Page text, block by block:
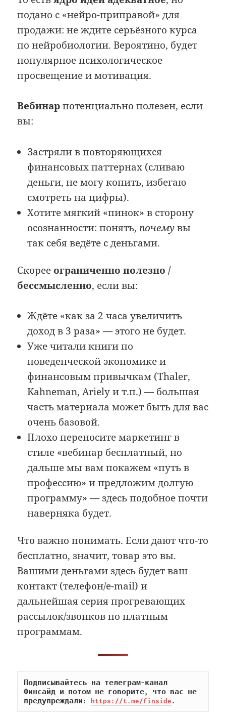
подано с «нейро-приправой» для
продажи: не ждите серьёзного курса
по нейробиологии. Вероятино, будет
популярное психологическое
просвещение и мотивация.
Вебинарпотенциально полезен, если
вы:
Застряли в повторяющихся
финансовых паттернах (сливаю
деньги, не могу копить, избегаю
смотреть на цифры).
Хотите мягкий «пинок» в сторону
осознанности: понять, почемувы
так себя ведёте с деньгами.
Скорее ограниченно полезно /
бессмысленно, если вы:
Ждёте «как за 2 часа увеличить
доход в 3 раза» — этого не будет.
Уже читали книги по
поведенческой экономике и
финансовым привычкам (Thaler,
Kahneman, Ariely и т.п.) — большая
часть материала может быть для вас
очень базовой.
Плохо переносите маркетинг в
стиле «вебинар бесплатный, но
дальше мы вам покажем «путь в
профессию» и предложим долгую
программу» — здесь подобное почти
наверняка будет.
Что важно понимать. Если дают что-то
бесплатно, значит, товар это вы.
Вашими деньгами здесь будет ваш
контакт (телефон/e-mail) и
дальнейшая серия прогревающих
рассылок/звонков по платным
программам.
Подписывайтесь на телеграм-канал
Финсайд и потом не говорите, что вас не
предупреждали: https://t.me/finside.